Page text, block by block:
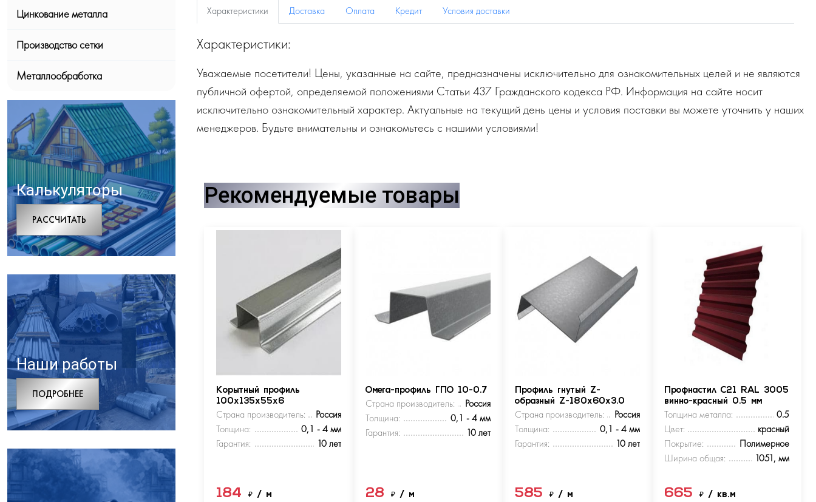
Цинкование металла
Производство сетки
Металлообработка
Калькуляторы
РАCСЧИТАТЬ
Наши работы
ПОДРОБНЕЕ
Характеристики Доставка Оплата Кредит Условия доставки
Характеристики:
Уважаемые посетители! Цены, указанные на сайте, предназначены исключительно для ознакомительных целей и не являются
публичной офертой, определяемой положениями Статьи 437 Гражданского кодекса РФ. Информация на сайте носит
исключительно ознакомительный характер. Актуальные на текущий день цены и условия поставки вы можете уточнить у наших
менеджеров. Будьте внимательны и ознакомьтесь с нашими условиями!
Рекомендуемые товары
Корытный профиль
100х135х55х6
Страна производитель:
Россия
Толщина:
0,1 - 4 мм
Гарантия:
10 лет
184₽/ м
Омега-профиль ГПО 10-0.7
Страна производитель:
Россия
Толщина:
0,1 - 4 мм
Гарантия:
10 лет
28₽/ м
Профиль гнутый Z-
образный Z-180х60х3.0
Страна производитель:
Россия
Толщина:
0,1 - 4 мм
Гарантия:
10 лет
585₽/ м
Профнастил С21 RAL 3005
винно-красный 0.5 мм
Толщина металла:
0.5
Цвет:
красный
Покрытие:
Полимерное
Ширина общая:
1051, мм
665 ₽ / кв.м